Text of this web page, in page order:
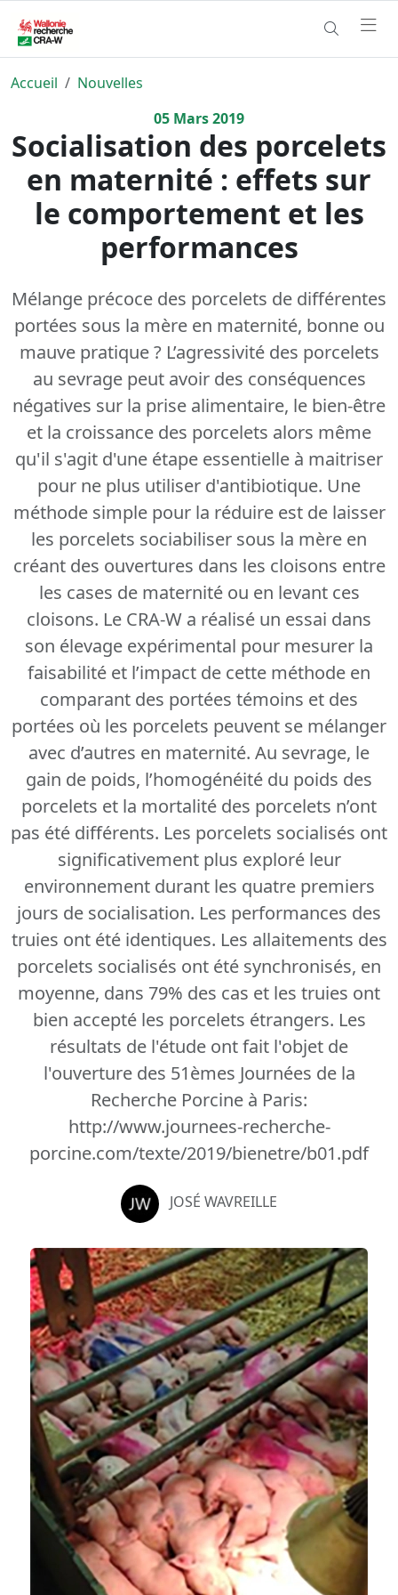
Accueil
Nouvelles
05 Mars2019
Socialisation des porcelets
en maternité : effets sur
le comportement et les
performances
Mélange précoce des porcelets de différentes
portées sous la mère en maternité, bonne ou
mauve pratique ? L’agressivité des porcelets
au sevrage peut avoir des conséquences
négatives sur la prise alimentaire, le bien-être
et la croissance des porcelets alors même
qu'il s'agit d'une étape essentielle à maitriser
pour ne plus utiliser d'antibiotique. Une
méthode simple pour la réduire est de laisser
les porcelets sociabiliser sous la mère en
créant des ouvertures dans les cloisons entre
les cases de maternité ou en levant ces
cloisons. Le CRA-W a réalisé un essai dans
son élevage expérimental pour mesurer la
faisabilité et l’impact de cette méthode en
comparant des portées témoins et des
portées où les porcelets peuvent se mélanger
avec d’autres en maternité. Au sevrage, le
gain de poids, l’homogénéité du poids des
porcelets et la mortalité des porcelets n’ont
pas été différents. Les porcelets socialisés ont
significativement plus exploré leur
environnement durant les quatre premiers
jours de socialisation. Les performances des
truies ont été identiques. Les allaitements des
porcelets socialisés ont été synchronisés, en
moyenne, dans 79% des cas et les truies ont
bien accepté les porcelets étrangers. Les
résultats de l'étude ont fait l'objet de
l'ouverture des 51èmes Journées de la
Recherche Porcine à Paris:
http://www.journees-recherche-
porcine.com/texte/2019/bienetre/b01.pdf
JOSÉ WAVREILLE